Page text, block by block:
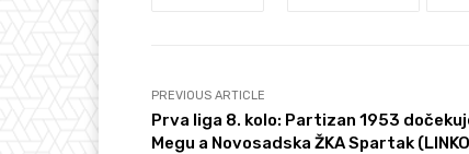
PREVIOUS ARTICLE
Prva liga 8. kolo: Partizan 1953
Megu a Novosadska ŽKA Spartak